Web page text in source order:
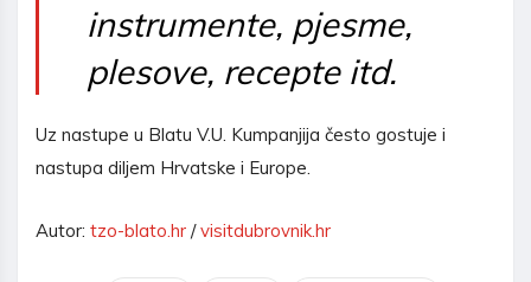
instrumente, pjesme,
plesove, recepte itd.
Uz nastupe u Blatu V.U. Kumpanjija često gostuje i
nastupa diljem Hrvatske i Europe.
Autor: tzo-blato.hr /visitdubrovnik.hr